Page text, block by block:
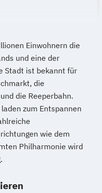
Einwohnern die
und eine der
Stadt ist bekannt für
die
die Reeperbahn.
zum Entspannen
wie dem
Philharmonie wird